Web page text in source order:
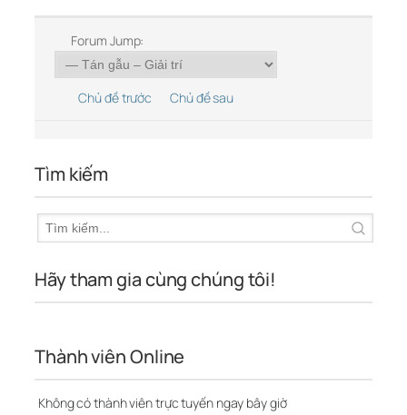
Forum Jump:
Chủ đề trước Chủ đề sau
Tìm kiếm
Hãy tham gia cùng chúng tôi!
Thành viên Online
Không có thành viên trực tuyến ngay bây giờ